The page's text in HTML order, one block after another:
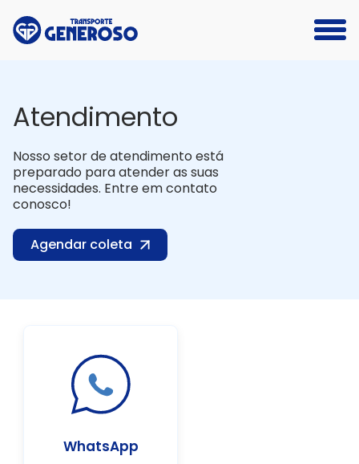
Atendimento
Nosso setor de atendimento está
preparado para atender as suas
necessidades. Entre em contato
conosco!
Agendar coleta
WhatsApp